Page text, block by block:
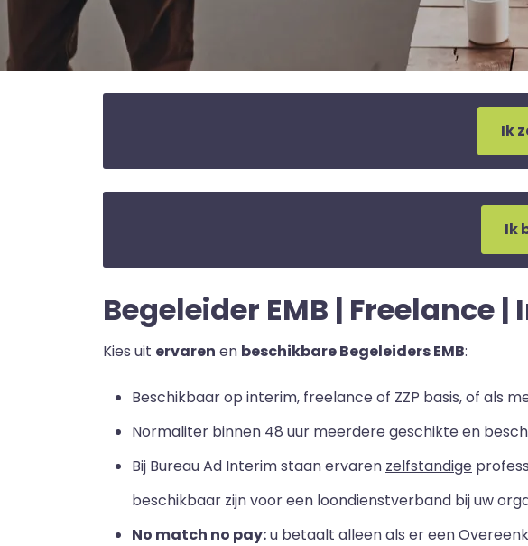
Ik
Ik
Begeleider EMB | Freelance
Kies uit ervaren en beschikbare Begeleiders EMB:
Beschikbaar op interim, freelance of ZZP basis, of als
Normaliter binnen 48 uur meerdere geschikte en
Bij Bureau Ad Interim staan ervaren zelfstandige
beschikbaar zijn voor een loondienstverband bij uw
No match no pay:u betaalt alleen als er een